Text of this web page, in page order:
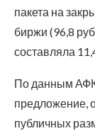
пакета на
биржи (96,8
составляла
По данным АФК
предложение,
публичных